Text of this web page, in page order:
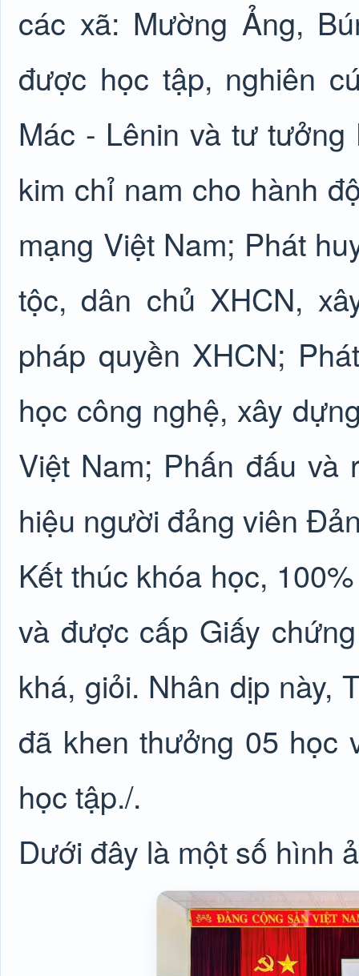
các xã: Mường Ảng,
được học tập, nghiên
Mác - Lênin và tư
kim chỉ nam cho hành
mạng Việt Nam; Phát
tộc, dân chủ XHCN,
pháp quyền XHCN;
học công nghệ, xây
Việt Nam; Phấn đấu và
hiệu người đảng viên
Kết thúc khóa học,
và được cấp Giấy
khá, giỏi. Nhân dịp này,
đã khen thưởng 05 học
học tập./.
Dưới đây là một số hình